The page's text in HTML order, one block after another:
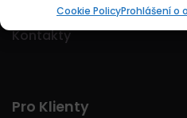
Cookie PolicyProhlášení o
Kontakty
Pro Klienty